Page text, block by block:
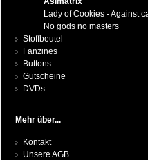
Lady of Cookies - Against
No gods no masters
Stoffbeutel
Fanzines
Buttons
Gutscheine
DVDs
Mehr über...
Kontakt
Unsere AGB